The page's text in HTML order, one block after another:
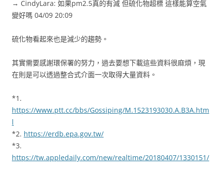
→ CindyLara: 如果pm2.5真的有減 但硫化物超標 這樣能算空氣
變好嗎 04/09 20:09
硫化物看起來也是減少的趨勢。
其實需要感謝環保署的努力，過去要想下載這些資料很麻煩，現
在則是可以透過整合式介面一次取得大量資料。
*1.
https://www.ptt.cc/bbs/Gossiping/M.1523193030.A.B3A.htm
l
*2. https://erdb.epa.gov.tw/
*3.
https://tw.appledaily.com/new/realtime/20180407/1330151/